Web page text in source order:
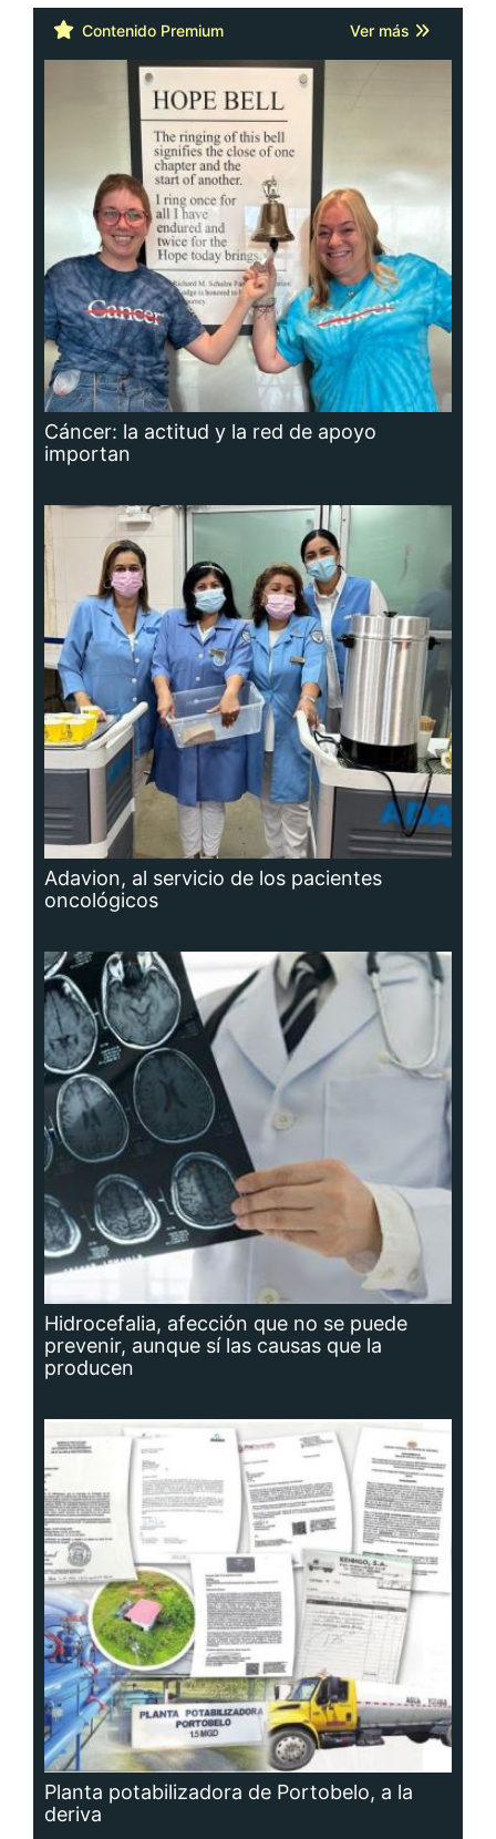
Contenido Premium Ver más
Cáncer: la actitud y la red de apoyo
importan
Adavion, al servicio de los pacientes
oncológicos
Hidrocefalia, afección que no se puede
prevenir, aunque sí las causas que la
producen
Planta potabilizadora de Portobelo, a la
deriva